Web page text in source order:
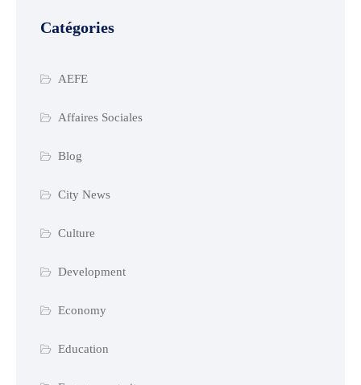
Catégories
AEFE
Affaires Sociales
Blog
City News
Culture
Development
Economy
Education